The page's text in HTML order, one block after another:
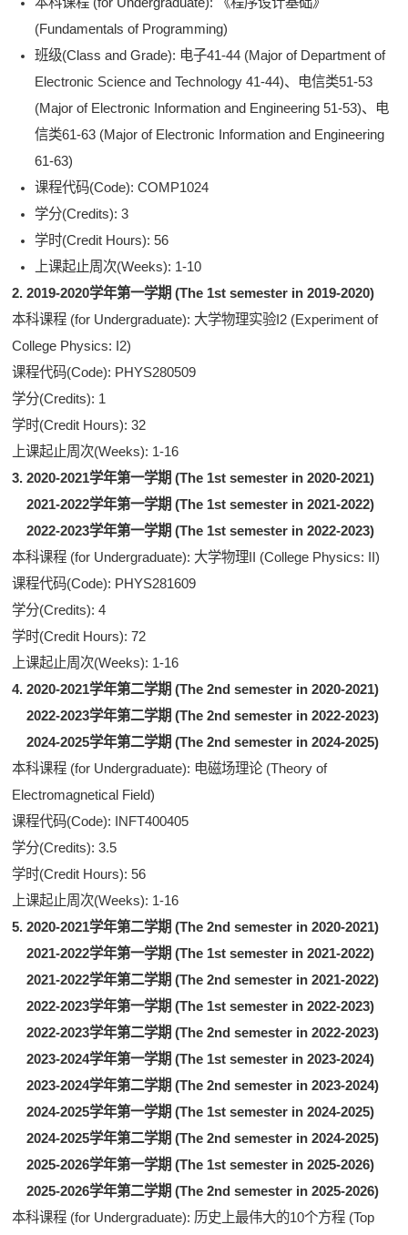
(Fundamentals of Programming)
班级(Class and Grade): 电子41-44 (Major of Department of
Electronic Science and Technology 41-44)、 电信类51-53
(Major of Electronic Information and Engineering 51-53)、 电
信类61-63 (Major of Electronic Information and Engineering
61-63)
课程代码(Code): COMP1024
学分(Credits): 3
学时(Credit Hours): 56
上课起止周次(Weeks): 1-10
2. 2019-2020学年第一学期 (The 1st semester in 2019-2020)
本科课程 (for Undergraduate): 大学物理实验I2 (Experiment of
College Physics: I2)
课程代码(Code): PHYS280509
学分(Credits): 1
学时(Credit Hours): 32
上课起止周次(Weeks): 1-16
3. 2020-2021学年第一学期 (The 1st semester in 2020-2021)
2021-2022学年第一学期 (The 1st semester in 2021-2022)
2022-2023学年第一学期 (The 1st semester in 2022-2023)
本科课程 (for Undergraduate): 大学物理II (College Physics: II)
课程代码(Code): PHYS281609
学分(Credits): 4
学时(Credit Hours): 72
上课起止周次(Weeks): 1-16
4. 2020-2021学年第二学期 (The 2nd semester in 2020-2021)
2022-2023学年第二学期 (The 2nd semester in 2022-2023)
2024-2025学年第二学期 (The 2nd semester in 2024-2025)
本科课程 (for Undergraduate): 电磁场理论 (Theory of
Electromagnetical Field)
课程代码(Code): INFT400405
学分(Credits): 3.5
学时(Credit Hours): 56
上课起止周次(Weeks): 1-16
5. 2020-2021学年第二学期 (The 2nd semester in 2020-2021)
2021-2022学年第一学期 (The 1st semester in 2021-2022)
2021-2022学年第二学期 (The 2nd semester in 2021-2022)
2022-2023学年第一学期 (The 1st semester in 2022-2023)
2022-2023学年第二学期 (The 2nd semester in 2022-2023)
2023-2024学年第一学期 (The 1st semester in 2023-2024)
2023-2024学年第二学期 (The 2nd semester in 2023-2024)
2024-2025学年第一学期 (The 1st semester in 2024-2025)
2024-2025学年第二学期 (The 2nd semester in 2024-2025)
2025-2026学年第一学期 (The 1st semester in 2025-2026)
2025-2026学年第二学期 (The 2nd semester in 2025-2026)
本科课程 (for Undergraduate): 历史上最伟大的10个方程 (Top